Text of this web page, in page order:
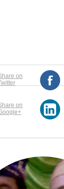
on
on